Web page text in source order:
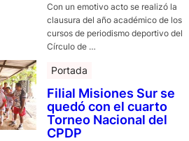
Con un emotivo acto se realizó la
clausura del año académico de los
cursos de periodismo deportivo del
Círculo de …
Portada
Filial Misiones Sur se
quedó con el cuarto
Torneo Nacional del
CPDP